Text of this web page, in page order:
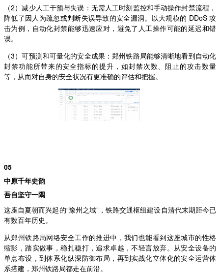
（2）减少人工干预与失误：无需人工时刻监控和手动操作封禁流程，
降低了因人为疏忽或判断失误导致的安全漏洞。以大规模的 DDoS 攻
击为例，自动化封禁能够迅速应对，避免了人工操作可能的延迟和错
误。
（3）可预测和可量化的安全成果：郑州铁路局能够清晰地看到自动化
封禁功能所带来的安全指标的提升，如封禁次数、阻止的攻击数量
等，从而对自身的安全状况有更准确的评估和把握。
05
中原千年史韵
吾自坚守一隅
这座自夏朝而兴起的“豫州之域”，铁路交通枢纽建设自清代末期距今已
有数百年历史。
从郑州铁路局网络安全工作的推进中，我们也能看到这座城市的性格
缩影，踏实做事，稳扎稳打，追求卓越，不轻言放弃。从安全设备的
单点布设，到体系化纵深防御布局，再到实战化立体化的安全运营体
系搭建，郑州铁路局都走在前沿。